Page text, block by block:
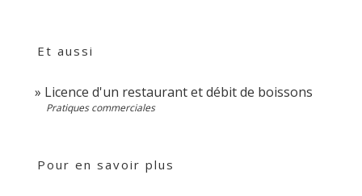
Et aussi
Licence d'un restaurant et débit de boissons
Pratiques commerciales
Pour en savoir plus